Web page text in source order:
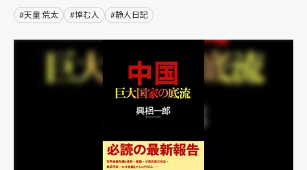
#天童 荒太 #悼む人 #静人日記